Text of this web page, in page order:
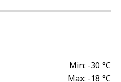
Min: -30 °C
Max: -18 °C